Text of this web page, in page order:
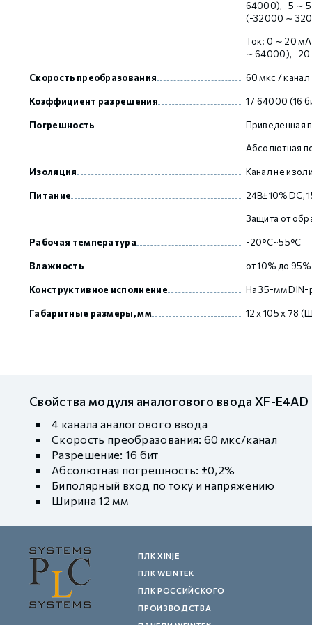
64000), -5 ∼
(-32000 ∼
Ток: 0 ∼ 20
∼ 64000), -
Скорость преобразования 60 мкс / канал
Коэффициент разрешения 1 / 64000 (16
Погрешность Приведенная
Абсолютная
Изоляция Канал не
Питание 24В±10% DC,
Защита от
Рабочая температура -20°C~55°C
Влажность от 10% до 95%
Конструктивное исполнение На 35-мм DIN-
Габаритные размеры, мм 12 х 105 х 78
Свойства модуля аналогового ввода XF-E4AD
4 канала аналогового ввода
Скорость преобразования: 60 мкc/канал
Разрешение: 16 бит
Абсолютная погрешность: ±0,2%
Биполярный вход по току и напряжению
Ширина 12 мм
ПЛК XINJE
ПЛК WEINTEK
ПЛК РОССИЙСКОГО
ПРОИЗВОДСТВА